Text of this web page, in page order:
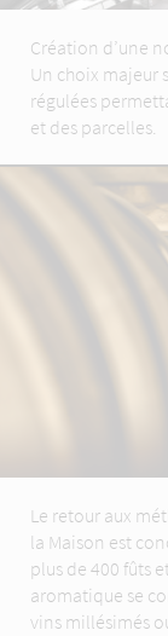
Création d’une
Un choix majeur
régulées
et des parcelles.
Le retour aux
la Maison est
plus de 400 fûts
aromatique se
vins millésimés